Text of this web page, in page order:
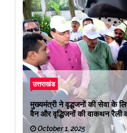
उत्तराखंड
मुख्यमंत्री ने वृद्धजनों की सेवा के
वैन और वृद्धिजनों की वाकथन रैली
रवाना किया
October 1, 2025